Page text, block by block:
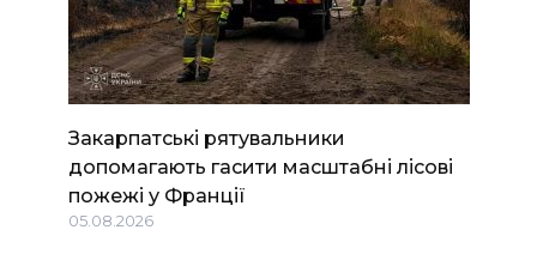
Закарпатські рятувальники
допомагають гасити масштабні лісові
пожежі у Франції
05.08.2026